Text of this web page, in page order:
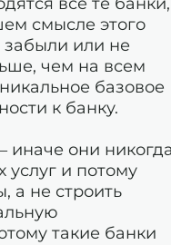
смысле этого
забыли или не
чем на всем
базовое
к банку.
иначе они
услуг и потому
а не строить
такие банки